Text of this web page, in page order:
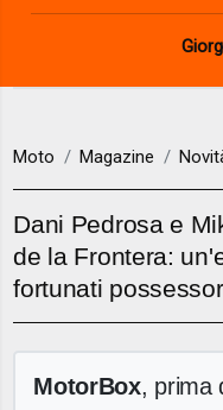
Moto Magazine
Dani Pedrosa e
de la Frontera:
fortunati
MotorBox, prima